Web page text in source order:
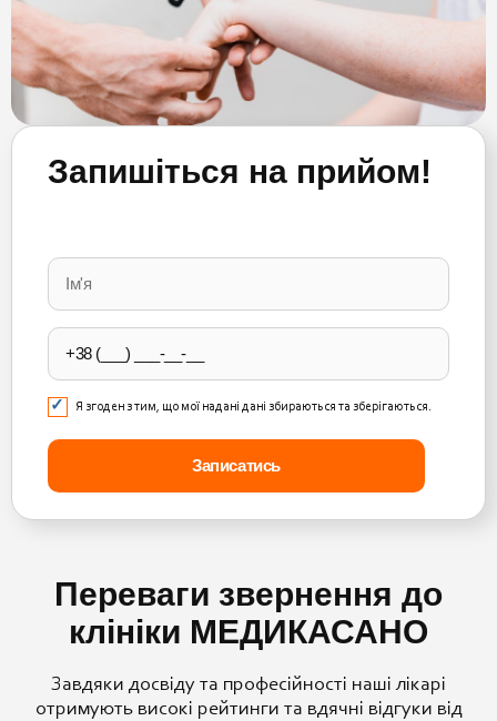
Запишіться на прийом!
leave
this
field
empty.
Я згоден з тим, що мої надані дані збираються та зберігаються.
Переваги звернення до
клініки МЕДИКАСАНО
Завдяки досвіду та професійності наші лікарі
отримують високі рейтинги та вдячні відгуки від